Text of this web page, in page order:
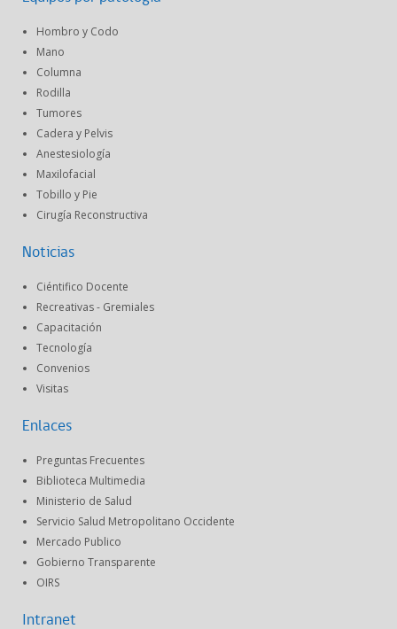
Hombro y Codo
Mano
Columna
Rodilla
Tumores
Cadera y Pelvis
Anestesiología
Maxilofacial
Tobillo y Pie
Cirugía Reconstructiva
Noticias
Ciéntifico Docente
Recreativas - Gremiales
Capacitación
Tecnología
Convenios
Visitas
Enlaces
Preguntas Frecuentes
Biblioteca Multimedia
Ministerio de Salud
Servicio Salud Metropolitano Occidente
Mercado Publico
Gobierno Transparente
OIRS
Intranet